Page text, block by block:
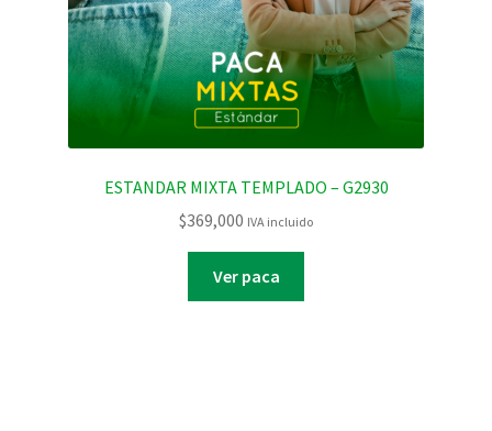
ESTANDAR MIXTA TEMPLADO – G2930
$369,000 IVA incluido
Ver paca